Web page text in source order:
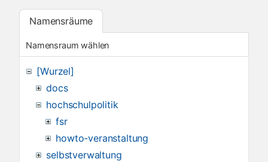
Namensräume
Namensraum wählen
[Wurzel]
docs
hochschulpolitik
fsr
howto-veranstaltung
selbstverwaltung